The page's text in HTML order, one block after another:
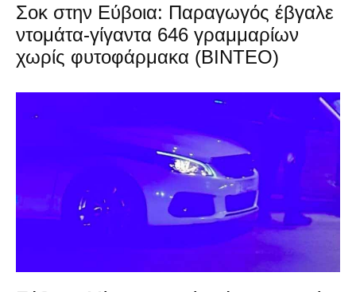
Σοκ στην Εύβοια: Παραγωγός έβγαλε
ντομάτα-γίγαντα 646 γραμμαρίων
χωρίς φυτοφάρμακα (ΒΙΝΤΕΟ)